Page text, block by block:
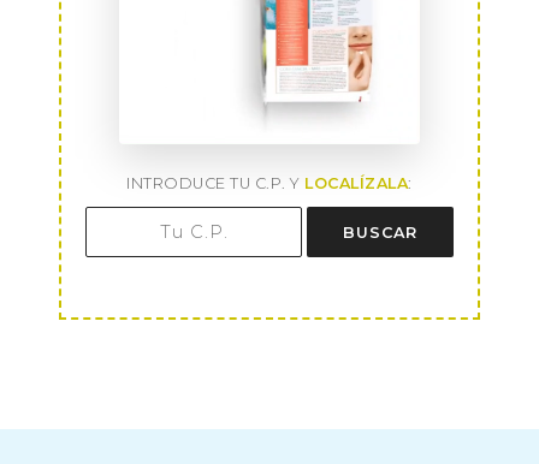
INTRODUCE TU C.P. Y LOCALÍZALA:
BUSCAR